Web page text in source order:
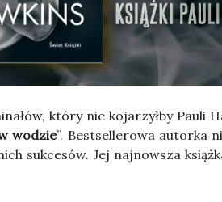
któ­ry nie koja­rzył­by Pau­li
wodzie”. Best­sel­le­ro­wa autor­ka
suk­ce­sów. Jej naj­now­sza